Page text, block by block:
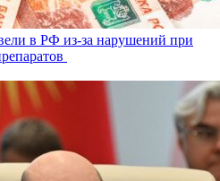
в РФ из-за нарушений при